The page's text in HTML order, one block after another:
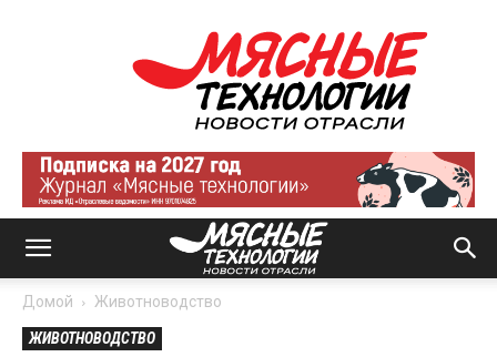
Мясные
технологии
|
Новости
отрасли
Домой Животноводство
ЖИВОТНОВОДСТВО